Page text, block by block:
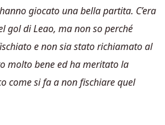
giocato una bella partita. C’era
gol di Leao, ma non so perché
e non sia stato richiamato al
molto bene ed ha meritato la
come si fa a non fischiare quel